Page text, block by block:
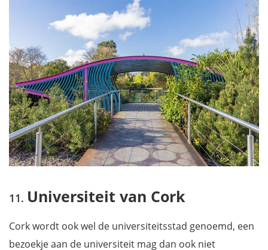
Universiteit van Cork
Cork wordt ook wel de universiteitsstad genoemd, een
bezoekje aan de universiteit mag dan ook niet